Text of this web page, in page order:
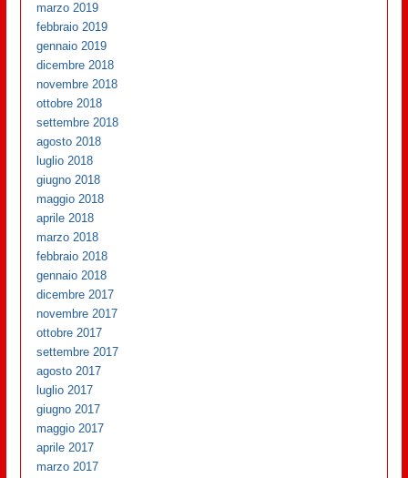
marzo 2019
febbraio 2019
gennaio 2019
dicembre 2018
novembre 2018
ottobre 2018
settembre 2018
agosto 2018
luglio 2018
giugno 2018
maggio 2018
aprile 2018
marzo 2018
febbraio 2018
gennaio 2018
dicembre 2017
novembre 2017
ottobre 2017
settembre 2017
agosto 2017
luglio 2017
giugno 2017
maggio 2017
aprile 2017
marzo 2017